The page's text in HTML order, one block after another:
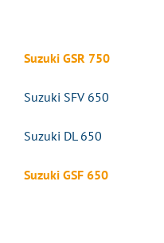
Suzuki GSR 750
Suzuki SFV 650
Suzuki DL 650
Suzuki GSF 650